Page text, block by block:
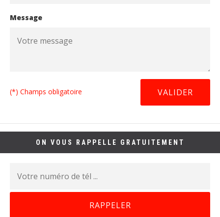
Message
(*) Champs obligatoire
ON VOUS RAPPELLE GRATUITEMENT